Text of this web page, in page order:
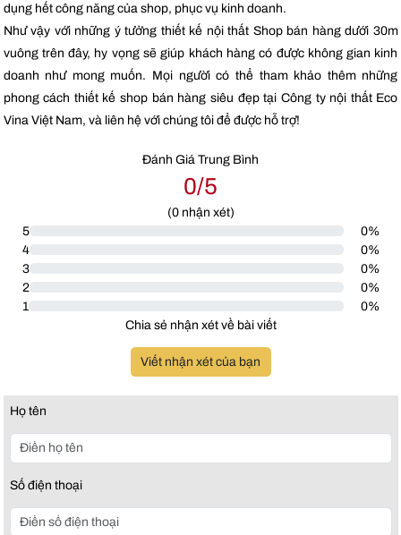
dụng hết công năng của shop, phục vụ kinh doanh.
Như vậy với những ý tưởng thiết kế nội thất Shop bán hàng dưới 30m
vuông trên đây, hy vọng sẽ giúp khách hàng có được không gian kinh
doanh như mong muốn. Mọi người có thể tham khảo thêm những
phong cách thiết kế shop bán hàng siêu đẹp tại Công ty nội thất Eco
Vina Việt Nam, và liên hệ với chúng tôi để được hỗ trợ!
Đánh Giá Trung Bình
0/5
(0nhận xét)
5
0%
4
0%
3
0%
2
0%
1
0%
Chia sẻ nhận xét về bài viết
Viết nhận xét của bạn
Họ tên
Số điện thoại